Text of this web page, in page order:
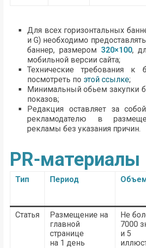
Для всех горизонтальных
и G) необходимо
баннер, размером 320×100,
мобильной версии сайта;
Технические требования к
посмотреть по этой ссылке;
Минимальный обьем закупки
показов;
Редакция оставляет за
рекламодателю в
рекламы без указания причин.
PR-материалы
Тип Период
Статья
Размещение на
главной
странице
на 1 день
Не
7000
и 5